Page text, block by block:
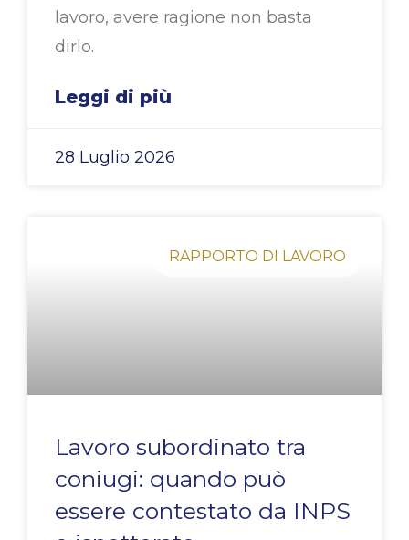
lavoro, avere ragione non basta
dirlo.
Leggi di più
28 Luglio 2026
RAPPORTO DI LAVORO
Lavoro subordinato tra
coniugi: quando può
essere contestato da INPS